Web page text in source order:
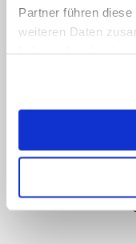
Partner führen
weiteren Daten